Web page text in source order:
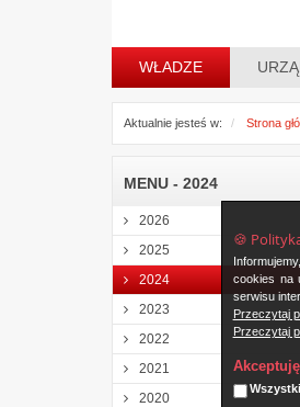
🍪
cookies na
serwisu
Przeczytaj
Przeczytaj
WŁADZE
Aktualnie jesteś w: Strona
MENU - 2024
2026
2025
2024
2023
2022
2021
2020